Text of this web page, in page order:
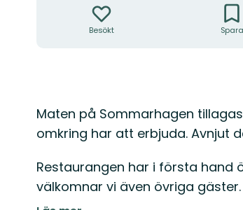
Besökt Spara
Beskrivning
Maten på Sommarhagen
omkring har att erbjuda. Avnjut
Restaurangen har i första hand
välkomnar vi även övriga